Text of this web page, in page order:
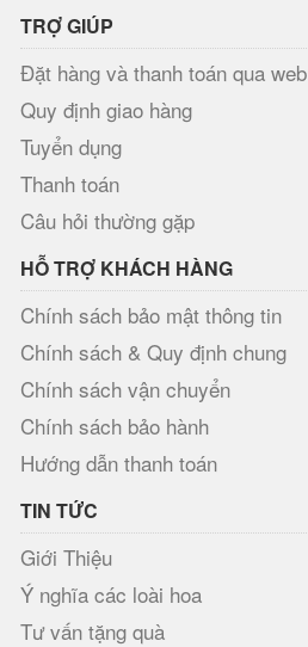
TRỢ GIÚP
Đặt hàng và thanh toán qua web
Quy định giao hàng
Tuyển dụng
Thanh toán
Câu hỏi thường gặp
HỖ TRỢ KHÁCH HÀNG
Chính sách bảo mật thông tin
Chính sách & Quy định chung
Chính sách vận chuyển
Chính sách bảo hành
Hướng dẫn thanh toán
TIN TỨC
Giới Thiệu
Ý nghĩa các loài hoa
Tư vấn tặng quà